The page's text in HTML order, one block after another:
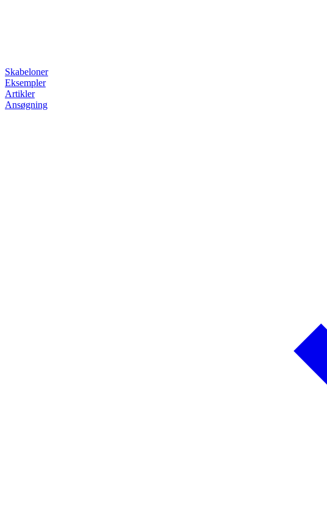
Skabeloner
Eksempler
Artikler
Ansøgning